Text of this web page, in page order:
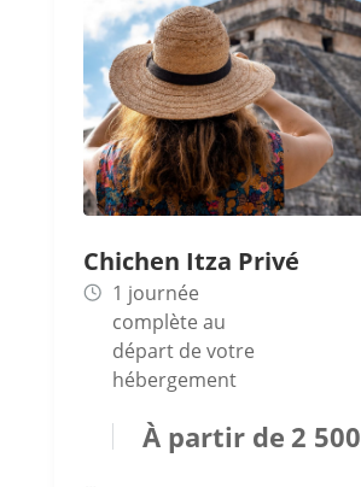
Chichen Itza Privé
1 journée
complète au
départ de votre
hébergement
2 500